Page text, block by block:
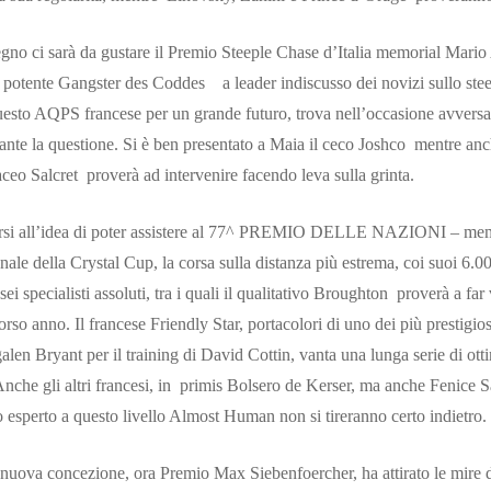
ci sarà da gustare il Premio Steeple Chase d’Italia memorial
potente Gangster des Coddes a leader indiscusso dei novizi sullo
AQPS francese per un grande futuro, trova nell’occasione
la questione. Si è ben presentato a Maia il ceco Joshco mentre
Salcret proverà ad intervenire facendo leva sulla grinta.
all’idea di poter assistere al 77^ PREMIO DELLE NAZIONI –
della Crystal Cup, la corsa sulla distanza più estrema, coi suoi
specialisti assoluti, tra i quali il qualitativo Broughton proverà a far
anno. Il francese Friendly Star, portacolori di uno dei più
Bryant per il training di David Cottin, vanta una lunga serie di
gli altri francesi, in primis Bolsero de Kerser, ma anche
a questo livello Almost Human non si tireranno certo indietro.
concezione, ora Premio Max Siebenfoercher, ha attirato le